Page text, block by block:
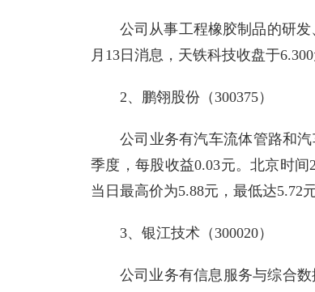
公司从事工程橡胶制品的研
月13日消息，天铁科技收盘于
2、鹏翎股份（300375）
公司业务有汽车流体管路和
季度，每股收益0.03元。北京时间
当日最高价为5.88元，最低达5.72
3、银江技术（300020）
公司业务有信息服务与综合